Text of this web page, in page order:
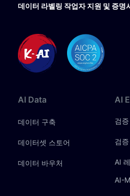
데이터 라벨링 작업자 지원 및 증명
AI Data
데이터 구축
데이터셋 스토어
데이터 바우처
AI
검
검
AI
AI-